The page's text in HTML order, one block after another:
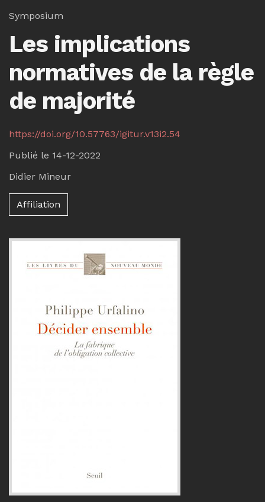
Symposium
Les implications
normatives de la règle
de majorité
https://doi.org/10.57763/igitur.v13i2.54
Publié le 14-12-2022
Didier Mineur
Affiliation